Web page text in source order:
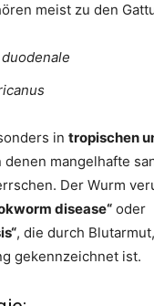
meist zu den
in tropischen
denen mangelhafte
Der Wurm
disease“ oder
, die durch
gekennzeichnet ist.